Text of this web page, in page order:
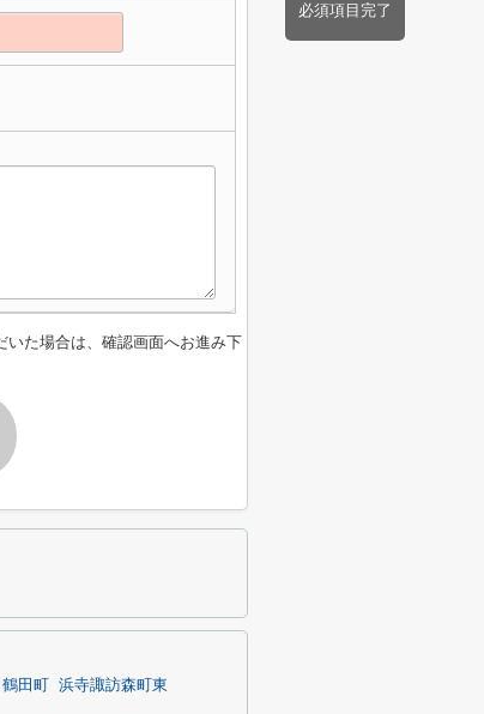
必須項目完了
いた場合は、確認画面へお進み下
鶴田町
浜寺諏訪森町東